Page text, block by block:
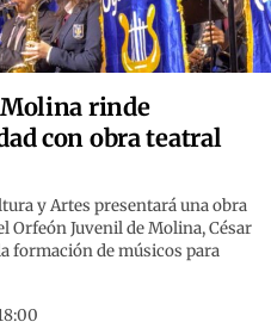
Molina rinde
con obra teatral
y Artes presentará una obra
Orfeón Juvenil de Molina, César
formación de músicos para